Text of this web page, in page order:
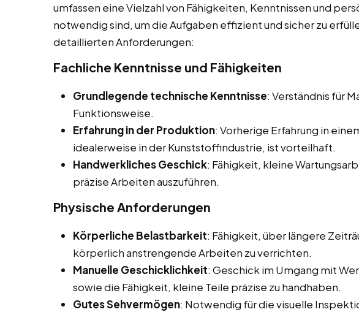
umfassen eine Vielzahl von Fähigkeiten, Kenntnissen und
notwendig sind, um die Aufgaben effizient und sicher zu
detaillierten Anforderungen:
Fachliche Kenntnisse und Fähigkeiten
Grundlegende technische Kenntnisse: Verständnis für
Funktionsweise.
Erfahrung in der Produktion: Vorherige Erfahrung in
idealerweise in der Kunststoffindustrie, ist vorteilhaft.
Handwerkliches Geschick: Fähigkeit, kleine
präzise Arbeiten auszuführen.
Physische Anforderungen
Körperliche Belastbarkeit: Fähigkeit, über längere
körperlich anstrengende Arbeiten zu verrichten.
Manuelle Geschicklichkeit: Geschick im Umgang mit
sowie die Fähigkeit, kleine Teile präzise zu handhaben.
Gutes Sehvermögen: Notwendig für die visuelle